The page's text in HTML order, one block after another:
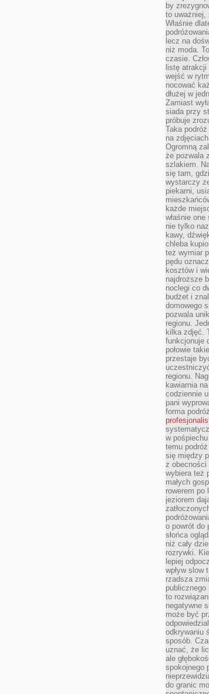
by
to uważniej,
Właśnie
lecz na
niż moda.
czasie.
listę
wejść w
nocować
dłużej w
Zamiast
siada przy
próbuje
Taka
na
Ogromną
że pozwala
szlakiem.
się tam,
wystarczy
piekarni,
każde
właśnie
nie tylko
kawy,
chleba
też wymiar
pędu
kosztów i
najdroższe
noclegi co
budżet i
domowego
pozwala
regionu.
kilka zdjęć.
funkcjonuje
połowie
przestaje
regionu.
kawiarnia
codziennie
pani
forma
w
temu
się między
z obecności
wybiera też
małych
rowerem po
jeziorem
o powrót do
słońca
niż cały
rozrywki.
lepiej
wpływ slow
rzadsza
publicznego
to
negatywne
może być
odkrywaniu
sposób.
uznać, że
ale
spokojnego
do granic